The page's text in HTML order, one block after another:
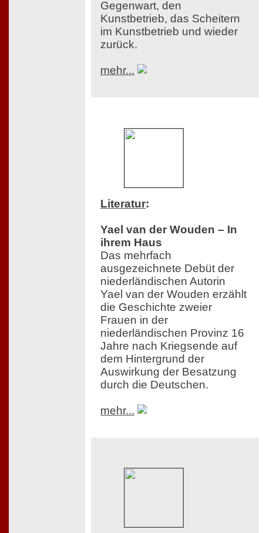
Gegenwart, den
Kunstbetrieb, das Scheitern
im Kunstbetrieb und wieder
zurück.
mehr...
Literatur:
Yael van der Wouden – In
ihrem Haus
Das mehrfach
ausgezeichnete Debüt der
niederländischen Autorin
Yael van der Wouden erzählt
die Geschichte zweier
Frauen in der
niederländischen Provinz 16
Jahre nach Kriegsende auf
dem Hintergrund der
Auswirkung der Besatzung
durch die Deutschen.
mehr...